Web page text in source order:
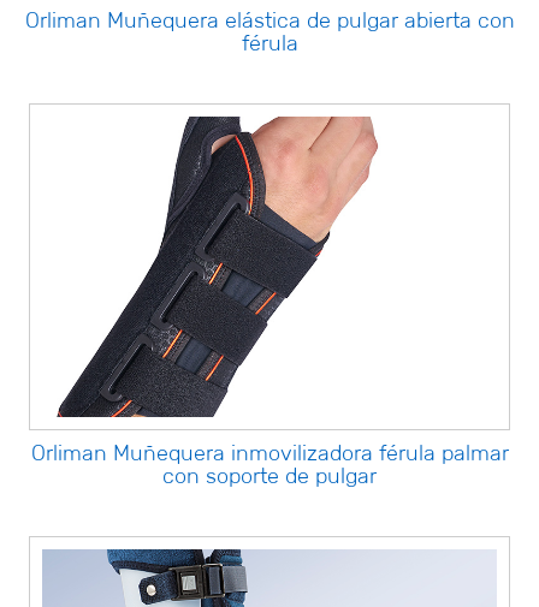
Orliman Muñequera elástica de pulgar abierta con
férula
Orliman Muñequera inmovilizadora férula palmar
con soporte de pulgar